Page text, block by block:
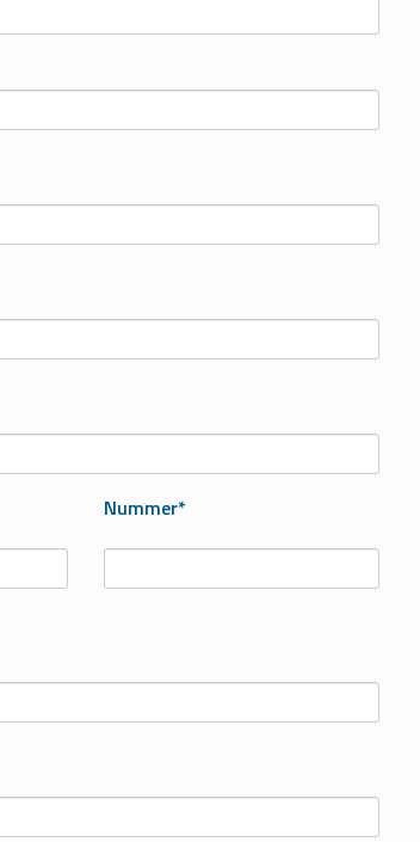
Nummer*